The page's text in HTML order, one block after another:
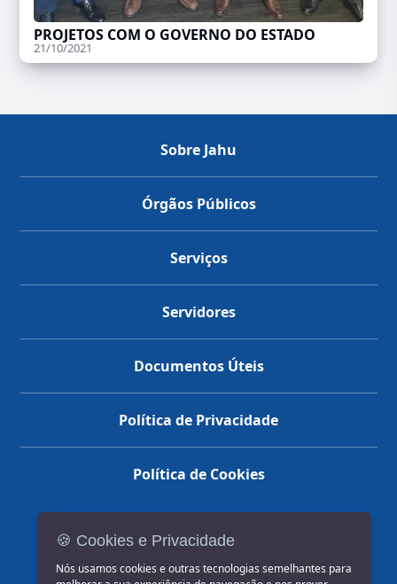
PROJETOS COM O GOVERNO DO ESTADO
21/10/2021
Sobre Jahu
Órgãos Públicos
Serviços
Servidores
Documentos Úteis
Política de Privacidade
Política de Cookies
🍪 Cookies e Privacidade
Nós usamos cookies e outras tecnologias semelhantes para